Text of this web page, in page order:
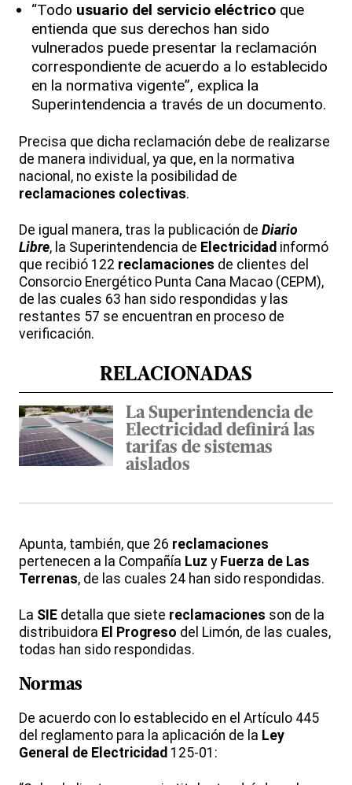
“Todo usuario del servicio eléctrico que
entienda que sus derechos han sido
vulnerados puede presentar la reclamación
correspondiente de acuerdo a lo establecido
en la normativa vigente”, explica la
Superintendencia a través de un documento.
Precisa que dicha reclamación debe de realizarse
de manera individual, ya que, en la normativa
nacional, no existe la posibilidad de
reclamaciones colectivas.
De igual manera, tras la publicación de Diario
Libre, la Superintendencia de Electricidad informó
que recibió 122 reclamaciones de clientes del
Consorcio Energético Punta Cana Macao (CEPM),
de las cuales 63 han sido respondidas y las
restantes 57 se encuentran en proceso de
verificación.
RELACIONADAS
La Superintendencia de
Electricidad definirá las
tarifas de sistemas
aislados
Apunta, también, que 26 reclamaciones
pertenecen a la Compañía Luz y Fuerza de Las
Terrenas, de las cuales 24 han sido respondidas.
La SIE detalla que siete reclamaciones son de la
distribuidora El Progreso del Limón, de las cuales,
todas han sido respondidas.
Normas
De acuerdo con lo establecido en el Artículo 445
del reglamento para la aplicación de la Ley
General de Electricidad 125-01: